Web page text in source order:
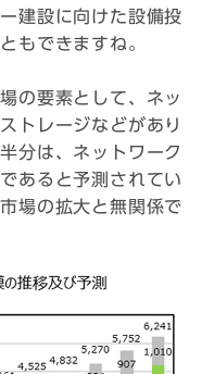
建設に向けた設備投
もできますね。
の要素として、ネッ
トレージなどがあり
分は、ネットワーク
あると予測されてい
場の拡大と無関係で